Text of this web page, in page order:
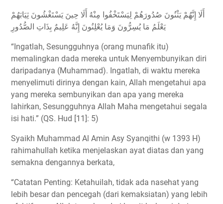
أَلَا إِنَّهُمْ يَثْنُونَ صُدُورَهُمْ لِيَسْتَخْفُوا مِنْهُ أَلَا حِينَ يَسْتَغْشُونَ ثِيَابَهُمْ
يَعْلَمُ مَا يُسِرُّونَ وَمَا يُعْلِنُونَ إِنَّهُ عَلِيمٌ بِذَاتِ الصُّدُورِ
“Ingatlah, Sesungguhnya (orang munafik itu)
memalingkan dada mereka untuk Menyembunyikan diri
daripadanya (Muhammad). Ingatlah, di waktu mereka
menyelimuti dirinya dengan kain, Allah mengetahui apa
yang mereka sembunyikan dan apa yang mereka
lahirkan, Sesungguhnya Allah Maha mengetahui segala
isi hati.” (QS. Hud [11]: 5)
Syaikh Muhammad Al Amin Asy Syanqithi (w 1393 H)
rahimahullah ketika menjelaskan ayat diatas dan yang
semakna dengannya berkata,
“Catatan Penting: Ketahuilah, tidak ada nasehat yang
lebih besar dan pencegah (dari kemaksiatan) yang lebih